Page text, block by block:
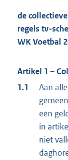
de
regels tv-
WK Voetbal
Artikel 1 –
1.1
Aan
een
in
niet